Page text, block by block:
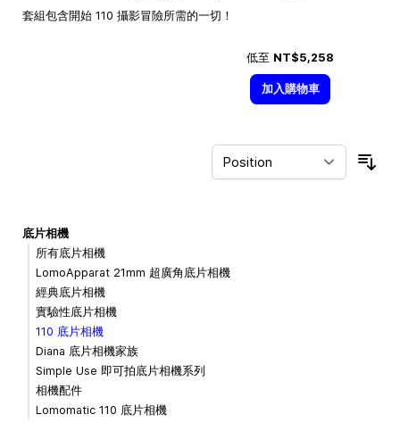
套組包含開始 110 攝影冒險所需的一切！
低至 NT$5,258
加入購物車
底片相機
所有底片相機
LomoApparat 21mm 超廣角底片相機
經典底片相機
實驗性底片相機
110 底片相機
Diana 底片相機家族
Simple Use 即可拍底片相機系列
相機配件
Lomomatic 110 底片相機